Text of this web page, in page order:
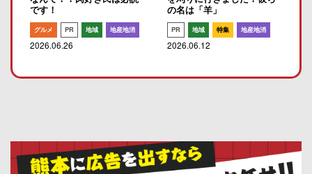
です！
グルメ PR 地域 地産地消
2026.06.26
の名は「羊」
PR 地域 特集 地産地消
2026.06.12